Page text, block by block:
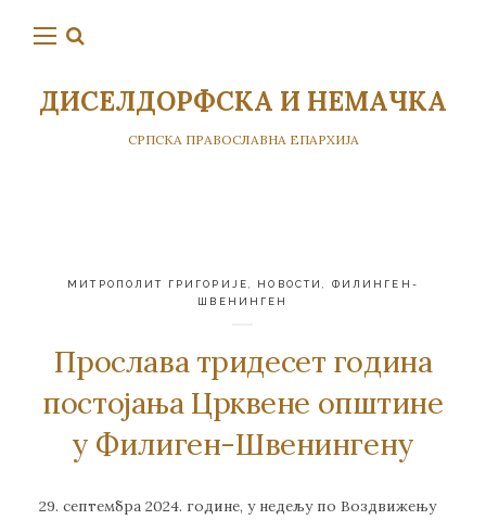
ДИСЕЛДОРФСКА И НЕМАЧКА
СРПСКА ПРАВОСЛАВНА ЕПАРХИЈА
МИТРОПОЛИТ ГРИГОРИЈЕ НОВОСТИ
ФИЛИНГЕН-
ШВЕНИНГЕН
Прослава тридесет година
постојања Црквене општине
у Филиген-Швенингену
29. септембра 2024. године, у недељу по Воздвижењу